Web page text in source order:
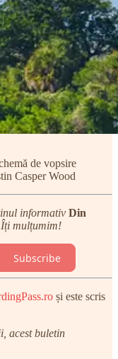
de vopsire
Casper Wood
informativ Din
mulțumim!
Subscribe
și este scris
acest buletin